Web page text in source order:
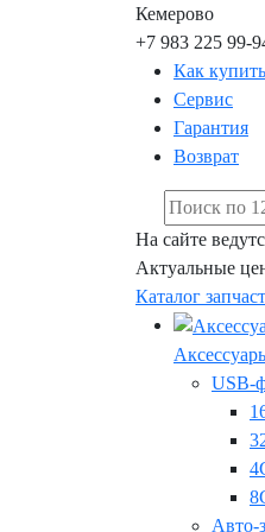
Кемерово
+7 983 225 99-
Как купить
Сервис
Гарантия
Возврат
На сайте
Актуальные
Каталог
USB-
Авто-